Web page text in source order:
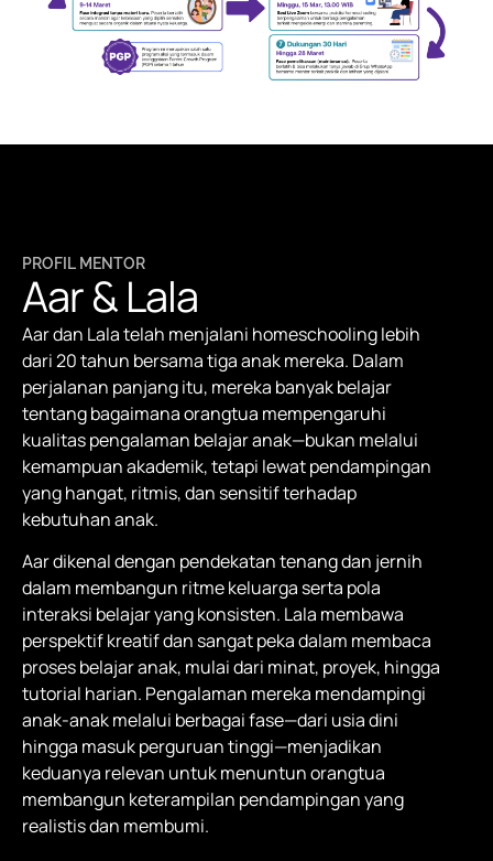
PROFIL MENTOR
Aar & Lala
Aar dan Lala telah menjalani homeschooling lebih
dari 20 tahun bersama tiga anak mereka. Dalam
perjalanan panjang itu, mereka banyak belajar
tentang bagaimana orangtua mempengaruhi
kualitas pengalaman belajar anak—bukan melalui
kemampuan akademik, tetapi lewat pendampingan
yang hangat, ritmis, dan sensitif terhadap
kebutuhan anak.
Aar dikenal dengan pendekatan tenang dan jernih
dalam membangun ritme keluarga serta pola
interaksi belajar yang konsisten. Lala membawa
perspektif kreatif dan sangat peka dalam membaca
proses belajar anak, mulai dari minat, proyek, hingga
tutorial harian. Pengalaman mereka mendampingi
anak-anak melalui berbagai fase—dari usia dini
hingga masuk perguruan tinggi—menjadikan
keduanya relevan untuk menuntun orangtua
membangun keterampilan pendampingan yang
realistis dan membumi.